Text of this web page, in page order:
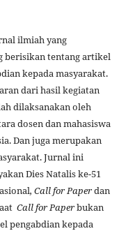
ilmiah yang
berisikan tentang artikel
kepada masyarakat.
dari hasil kegiatan
dilaksanakan oleh
dosen dan mahasiswa
Dan juga merupakan
Jurnal ini
Dies Natalis ke-51
, Call for Paperdan
Call for Paperbukan
pengabdian kepada